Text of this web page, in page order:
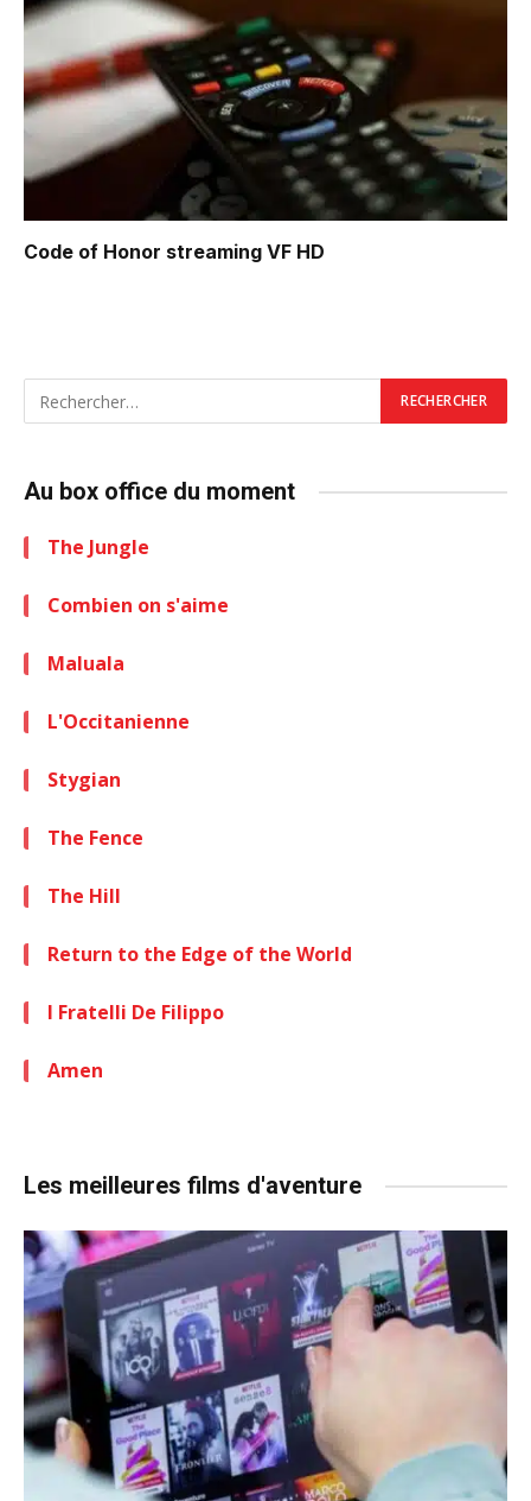
Code of Honor streaming VF HD
Au box office du moment
The Jungle
Combien on s'aime
Maluala
L'Occitanienne
Stygian
The Fence
The Hill
Return to the Edge of the World
I Fratelli De Filippo
Amen
Les meilleures films d'aventure